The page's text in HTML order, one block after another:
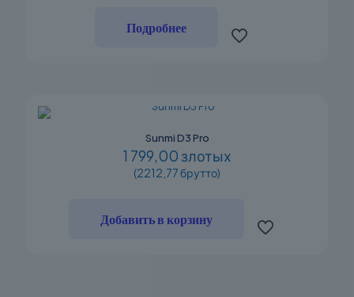
Подробнее
Sunmi D3 Pro
1 799,00 злотых
(2212,77 брутто)
Добавить в корзину